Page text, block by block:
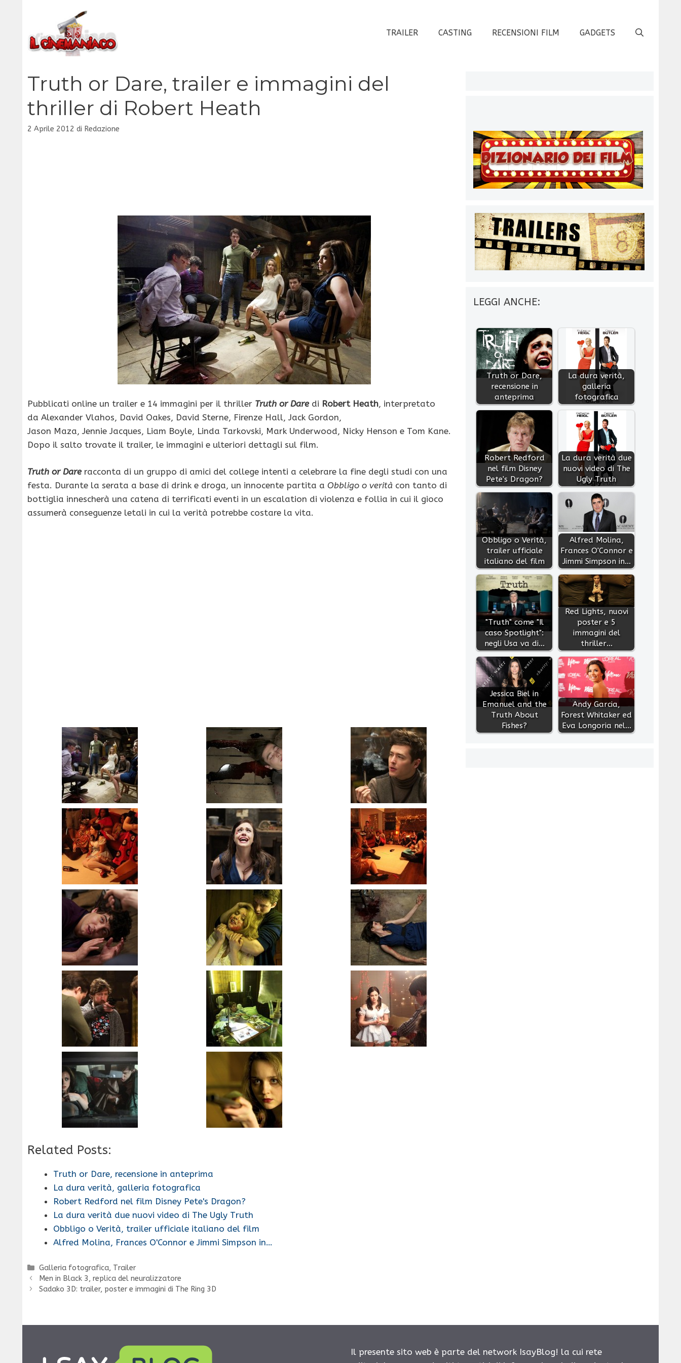
contenuto
TRAILER CASTING RECENSIONI FILM GADGETS
Truth or Dare, trailer e immagini del
thriller di Robert Heath
2 Aprile 2012 di Redazione
Pubblicati online un trailer e 14 immagini per il thriller Truth or Daredi Robert Heath, interpretato
da Alexander Vlahos, David Oakes, David Sterne, Firenze Hall, Jack Gordon,
Jason Maza, Jennie Jacques, Liam Boyle, Linda Tarkovski, Mark Underwood, Nicky Henson e Tom Kane.
Dopo il salto trovate il trailer, le immagini e ulteriori dettagli sul film.
Truth or Dareracconta di un gruppo di amici del college intenti a celebrare la fine degli studi con una
festa. Durante la serata a base di drink e droga, un innocente partita a Obbligo o verità con tanto di
bottiglia innescherà una catena di terrificati eventi in un escalation di violenza e follia in cui il gioco
assumerà conseguenze letali in cui la verità potrebbe costare la vita.
Related Posts:
Truth or Dare, recensione in anteprima
La dura verità, galleria fotografica
Robert Redford nel film Disney Pete's Dragon?
La dura verità due nuovi video di The Ugly Truth
Obbligo o Verità, trailer ufficiale italiano del film
Alfred Molina, Frances O'Connor e Jimmi Simpson in…
Categorie
Galleria fotografica, Trailer
Men in Black 3, replica del neuralizzatore
Sadako 3D: trailer, poster e immagini di The Ring 3D
LEGGI ANCHE:
Truth or Dare,
recensione in
anteprima
La dura verità,
galleria
fotografica
Robert Redford
nel film Disney
Pete's Dragon?
La dura verità due
nuovi video di The
Ugly Truth
Obbligo o Verità,
trailer ufficiale
italiano del film
Alfred Molina,
Frances O'Connor e
Jimmi Simpson in…
"Truth" come "Il
caso Spotlight":
negli Usa va di…
Red Lights, nuovi
poster e 5
immagini del
thriller…
Jessica Biel in
Emanuel and the
Truth About
Fishes?
Andy Garcia,
Forest Whitaker ed
Eva Longoria nel…
Il presente sito web è parte del network IsayBlog! la cui rete